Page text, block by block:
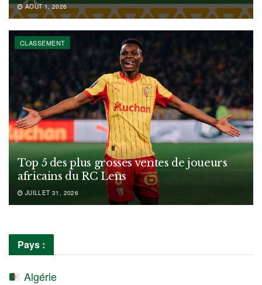
AOÛT 1, 2026
CLASSEMENT
Top 5 des plus grosses ventes de joueurs
africains du RC Lens
JUILLET 31, 2026
Pays :
Algérie